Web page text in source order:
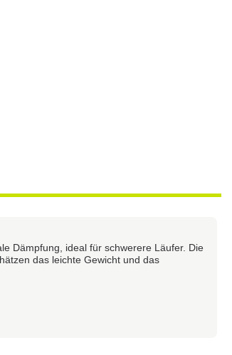
Dämpfung, ideal für schwerere Läufer. Die
das leichte Gewicht und das